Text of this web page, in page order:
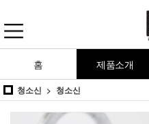
홈 제품소개
청소신 청소신